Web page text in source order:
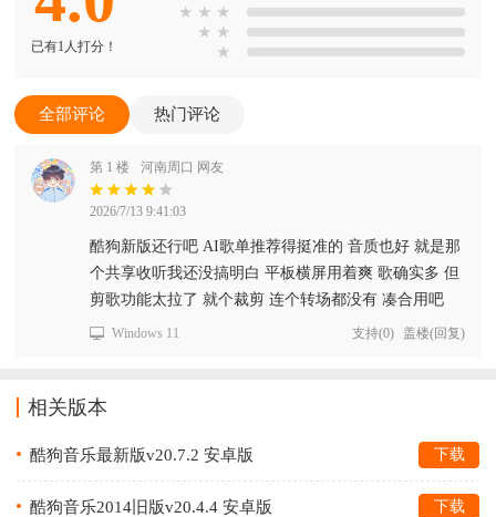
已有1人打分！
★ ★ ★
★ ★
★
全部评论 热门评论
第 1 楼 河南周口 网友
2026/7/13 9:41:03
酷狗新版还行吧 AI歌单推荐得挺准的 音质也好 就是那
个共享收听我还没搞明白 平板横屏用着爽 歌确实多 但
剪歌功能太拉了 就个裁剪 连个转场都没有 凑合用吧
Windows 11 支持(0) 盖楼(回复)
相关版本
酷狗音乐最新版v20.7.2 安卓版 下载
酷狗音乐2014旧版v20.4.4 安卓版 下载